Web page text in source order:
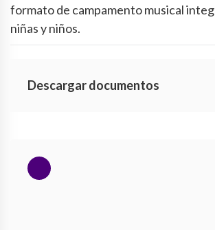
formato de campamento musical
niñas y niños.
Descargar documentos